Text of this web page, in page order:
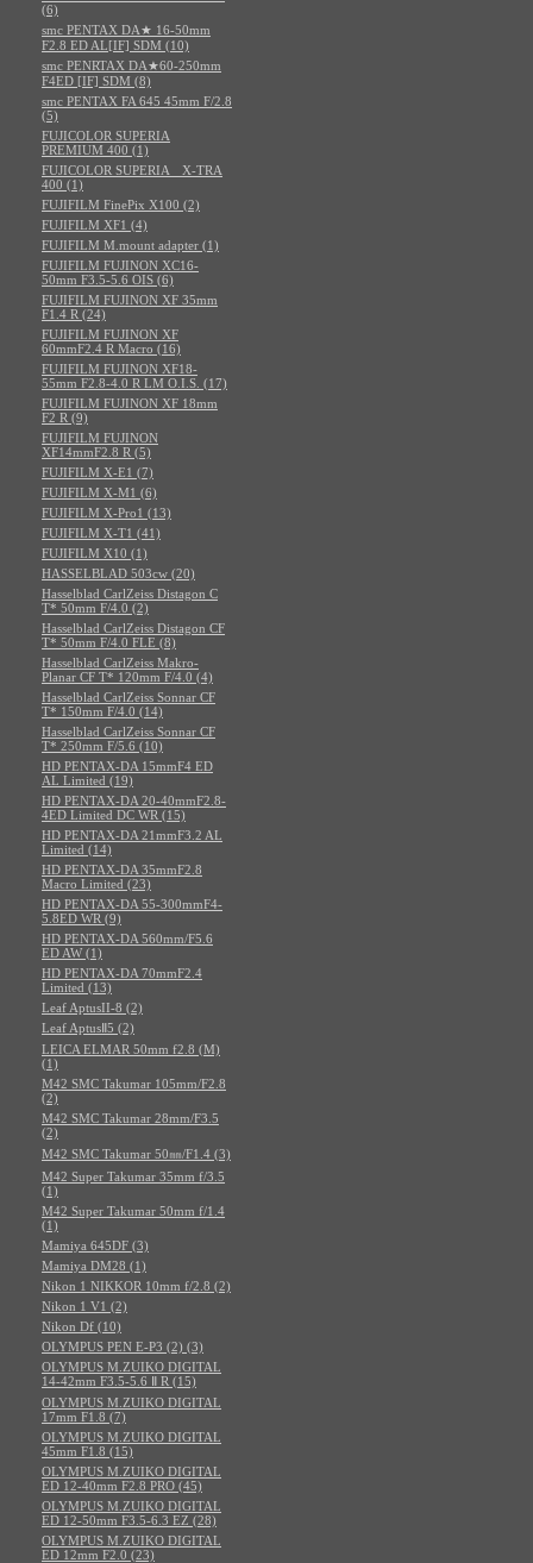
(6)
smc PENTAX DA★ 16-50mm
F2.8 ED AL[IF] SDM (10)
smc PENRTAX DA★60-250mm
F4ED [IF] SDM (8)
smc PENTAX FA 645 45mm F/2.8
(5)
FUJICOLOR SUPERIA
PREMIUM 400 (1)
FUJICOLOR SUPERIA X-TRA
400 (1)
FUJIFILM FinePix X100 (2)
FUJIFILM XF1 (4)
FUJIFILM M.mount adapter (1)
FUJIFILM FUJINON XC16-
50mm F3.5-5.6 OIS (6)
FUJIFILM FUJINON XF 35mm
F1.4 R (24)
FUJIFILM FUJINON XF
60mmF2.4 R Macro (16)
FUJIFILM FUJINON XF18-
55mm F2.8-4.0 R LM O.I.S. (17)
FUJIFILM FUJINON XF 18mm
F2 R (9)
FUJIFILM FUJINON
XF14mmF2.8 R (5)
FUJIFILM X-E1 (7)
FUJIFILM X-M1 (6)
FUJIFILM X-Pro1 (13)
FUJIFILM X-T1 (41)
FUJIFILM X10 (1)
HASSELBLAD 503cw (20)
Hasselblad CarlZeiss Distagon C
T* 50mm F/4.0 (2)
Hasselblad CarlZeiss Distagon CF
T* 50mm F/4.0 FLE (8)
Hasselblad CarlZeiss Makro-
Planar CF T* 120mm F/4.0 (4)
Hasselblad CarlZeiss Sonnar CF
T* 150mm F/4.0 (14)
Hasselblad CarlZeiss Sonnar CF
T* 250mm F/5.6 (10)
HD PENTAX-DA 15mmF4 ED
AL Limited (19)
HD PENTAX-DA 20-40mmF2.8-
4ED Limited DC WR (15)
HD PENTAX-DA 21mmF3.2 AL
Limited (14)
HD PENTAX-DA 35mmF2.8
Macro Limited (23)
HD PENTAX-DA 55-300mmF4-
5.8ED WR (9)
HD PENTAX-DA 560mm/F5.6
ED AW (1)
HD PENTAX-DA 70mmF2.4
Limited (13)
Leaf AptusII-8 (2)
Leaf AptusⅡ5 (2)
LEICA ELMAR 50mm f2.8 (M)
(1)
M42 SMC Takumar 105mm/F2.8
(2)
M42 SMC Takumar 28mm/F3.5
(2)
M42 SMC Takumar 50㎜/F1.4 (3)
M42 Super Takumar 35mm f/3.5
(1)
M42 Super Takumar 50mm f/1.4
(1)
Mamiya 645DF (3)
Mamiya DM28 (1)
Nikon 1 NIKKOR 10mm f/2.8 (2)
Nikon 1 V1 (2)
Nikon Df (10)
OLYMPUS PEN E-P3 (2) (3)
OLYMPUS M.ZUIKO DIGITAL
14-42mm F3.5-5.6 Ⅱ R (15)
OLYMPUS M.ZUIKO DIGITAL
17mm F1.8 (7)
OLYMPUS M.ZUIKO DIGITAL
45mm F1.8 (15)
OLYMPUS M.ZUIKO DIGITAL
ED 12-40mm F2.8 PRO (45)
OLYMPUS M.ZUIKO DIGITAL
ED 12-50mm F3.5-6.3 EZ (28)
OLYMPUS M.ZUIKO DIGITAL
ED 12mm F2.0 (23)